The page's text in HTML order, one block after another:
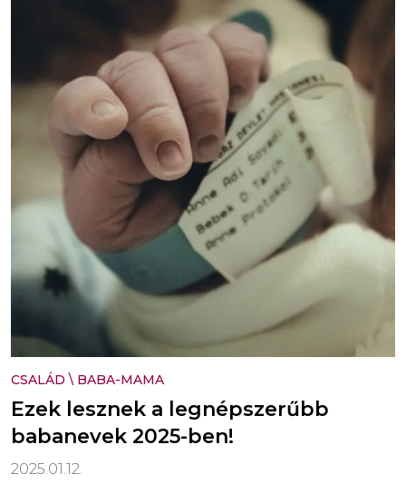
CSALÁD \ BABA-MAMA
Ezek lesznek a legnépszerűbb
babanevek 2025-ben!
2025.01.12.